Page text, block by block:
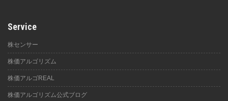
Service
株センサー
株価アルゴリズム
株価アルゴREAL
株価アルゴリズム公式ブログ